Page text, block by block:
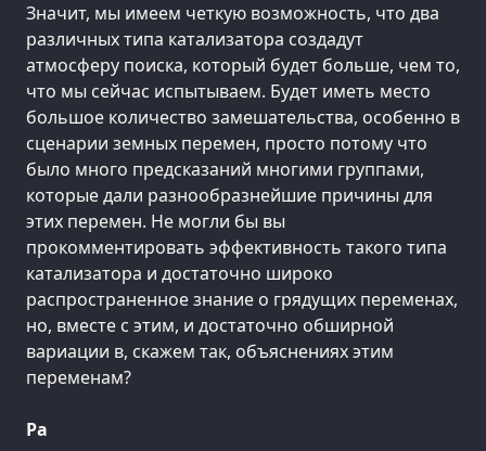
Значит, мы имеем четкую возможность, что два
различных типа катализатора создадут
атмосферу поиска, который будет больше, чем то,
что мы сейчас испытываем. Будет иметь место
большое количество замешательства, особенно в
сценарии земных перемен, просто потому что
было много предсказаний многими группами,
которые дали разнообразнейшие причины для
этих перемен. Не могли бы вы
прокомментировать эффективность такого типа
катализатора и достаточно широко
распространенное знание о грядущих переменах,
но, вместе с этим, и достаточно обширной
вариации в, скажем так, объяснениях этим
переменам?
Ра